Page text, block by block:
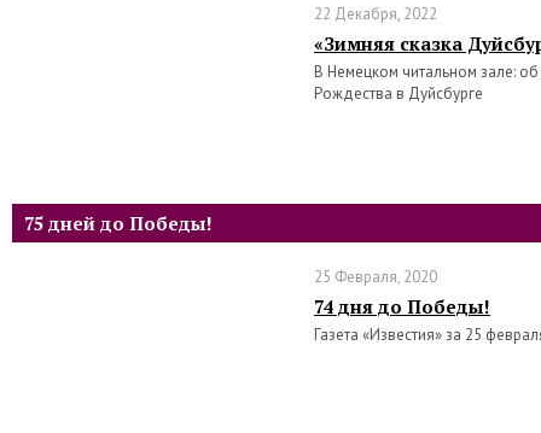
22 Декабря, 2022
«Зимняя сказка
В Немецком читальном зале:
Рождества в Дуйсбурге
75 дней до Победы!
25 Февраля, 2020
74 дня до Победы!
Газета «Известия» за 25